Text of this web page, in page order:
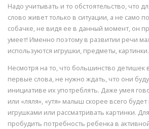
Надо учитывать и то обстоятельство, что
слово живет только в ситуации, а не само
собачке, не видя ее в данный момент, он
умеет! Именно поэтому в развитии речи
используются игрушки, предметы, картинки.
Несмотря на то, что большинство детишек
первые слова, не нужно ждать, что они
инициативе их употреблять. Даже умея
или «ляля», «утя» малыш скорее всего
игрушками или рассматривать картинки.
пробудить потребность ребенка в